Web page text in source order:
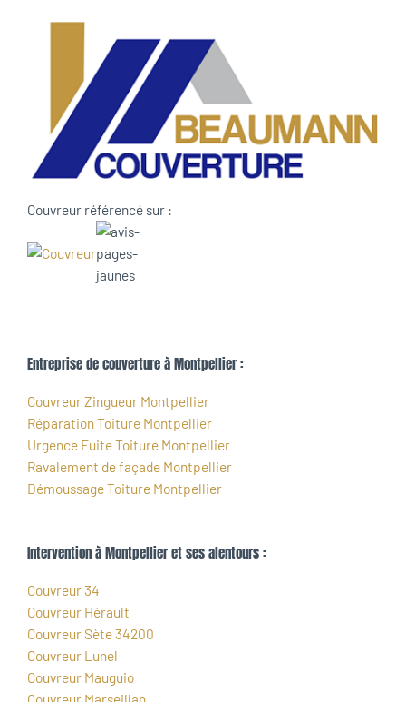
Couvreur référencé sur :
Entreprise de couverture à Montpellier :
Couvreur Zingueur Montpellier
Réparation Toiture Montpellier
Urgence Fuite Toiture Montpellier
Ravalement de façade Montpellier
Démoussage Toiture Montpellier
Intervention à Montpellier et ses alentours :
Couvreur 34
Couvreur Hérault
Couvreur Sète 34200
Couvreur Lunel
Couvreur Mauguio